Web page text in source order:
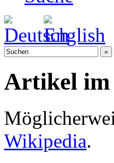
Artikel im
Wikipedia.